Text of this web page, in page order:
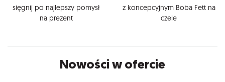
sięgnij po najlepszy pomysł
na prezent
z koncepcyjnym Boba Fett na
czele
Nowości w ofercie